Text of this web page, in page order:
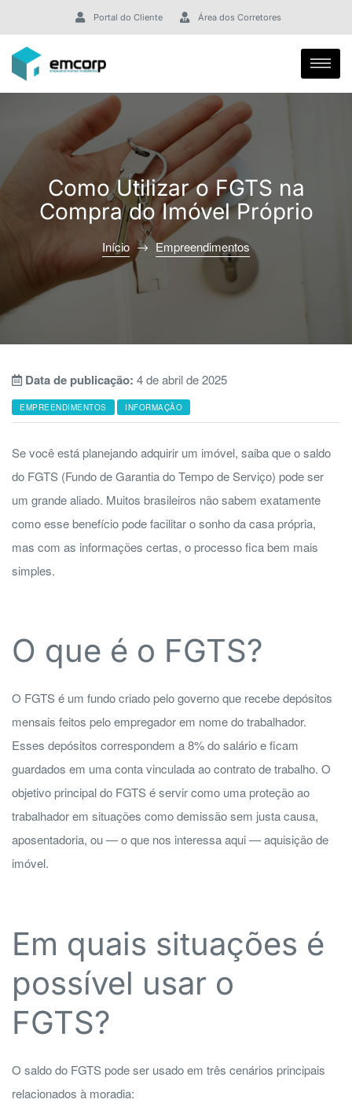
Como Utilizar o FGTS na
Compra do Imóvel Próprio
Início Empreendimentos
Portal do Cliente Área dos Corretores
Data de publicação: 4 de abril de 2025
EMPREENDIMENTOS INFORMAÇÃO
Se você está planejando adquirir um imóvel, saiba que o saldo
do FGTS (Fundo de Garantia do Tempo de Serviço) pode ser
um grande aliado. Muitos brasileiros não sabem exatamente
como esse benefício pode facilitar o sonho da casa própria,
mas com as informações certas, o processo fica bem mais
simples.
O que é o FGTS?
O FGTS é um fundo criado pelo governo que recebe depósitos
mensais feitos pelo empregador em nome do trabalhador.
Esses depósitos correspondem a 8% do salário e ficam
guardados em uma conta vinculada ao contrato de trabalho. O
objetivo principal do FGTS é servir como uma proteção ao
trabalhador em situações como demissão sem justa causa,
aposentadoria, ou — o que nos interessa aqui — aquisição de
imóvel.
Em quais situações é
possível usar o
FGTS?
O saldo do FGTS pode ser usado em três cenários principais
relacionados à moradia: